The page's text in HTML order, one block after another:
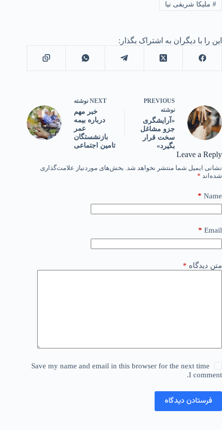
#ملیکا شریفی نیا
این را با دیگران به اشتراک بگذار:
PREVIOUS
نوشته
«آرایشگری
جزو مشاغل
سخت قرار
بگیرد»
NEXT نوشته
خبر مهم
درباره بیمه
عمر
بازنشستگان
تامین اجتماعی
Leave a Reply
نشانی ایمیل شما منتشر نخواهد شد. بخش‌های موردنیاز علامت‌گذاری
شده‌اند *
Name
*
Email
*
متن دیدگاه *
Save my name and email in this browser for the next time
I comment.
فرستادن دیدگاه